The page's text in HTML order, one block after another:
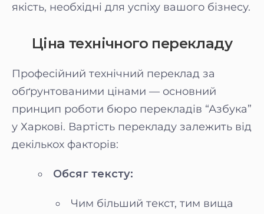
якість, необхідні для успіху вашого бізнесу.
Ціна технічного перекладу
Професійний технічний переклад за
обґрунтованими цінами — основний
принцип роботи бюро перекладів “Азбука”
у Харкові. Вартість перекладу залежить від
декількох факторів:
Обсяг тексту:
Чим більший текст, тим вища